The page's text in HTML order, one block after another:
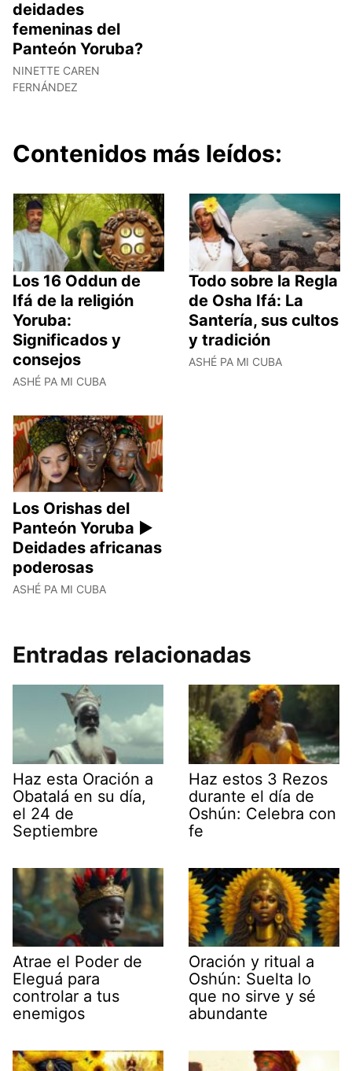
deidades
femeninas del
Panteón Yoruba?
NINETTE CAREN
FERNÁNDEZ
Contenidos más leídos:
Los 16 Oddun de
Ifá de la religión
Yoruba:
Significados y
consejos
ASHÉ PA MI CUBA
Todo sobre la Regla
de Osha Ifá: La
Santería, sus cultos
y tradición
ASHÉ PA MI CUBA
Los Orishas del
Panteón Yoruba ►
Deidades africanas
poderosas
ASHÉ PA MI CUBA
Entradas relacionadas
Haz esta Oración a
Obatalá en su día,
el 24 de
Septiembre
Haz estos 3 Rezos
durante el día de
Oshún: Celebra con
fe
Atrae el Poder de
Eleguá para
controlar a tus
enemigos
Oración y ritual a
Oshún: Suelta lo
que no sirve y sé
abundante